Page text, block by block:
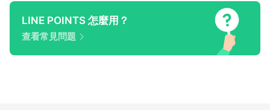
LINE POINTS 怎麼用？
查看常見問題